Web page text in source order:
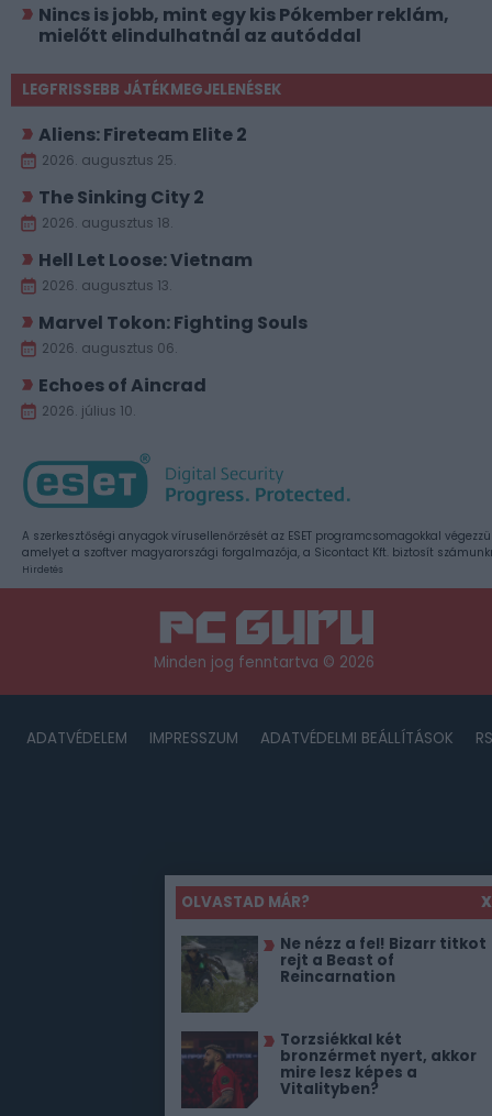
OLVASTAD MÁR?
X
Ne nézz a fel! Bizarr titkot
rejt a Beast of
Reincarnation
Torzsiékkal két
bronzérmet nyert, akkor
mire lesz képes a
Vitalityben?
Nincs is jobb, mint egy kis Pókember reklám,
mielőtt elindulhatnál az autóddal
LEGFRISSEBB JÁTÉKMEGJELENÉSEK
Aliens: Fireteam Elite 2
2026. augusztus 25.
The Sinking City 2
2026. augusztus 18.
Hell Let Loose: Vietnam
2026. augusztus 13.
Marvel Tokon: Fighting Souls
2026. augusztus 06.
Echoes of Aincrad
2026. július 10.
A szerkesztőségi anyagok vírusellenőrzését az ESET programcsomagokkal
amelyet a szoftver magyarországi forgalmazója, a Sicontact Kft. biztosít
Hirdetés
Minden jog fenntartva © 2026
ADATVÉDELEM IMPRESSZUM ADATVÉDELMI BEÁLLÍTÁSOK